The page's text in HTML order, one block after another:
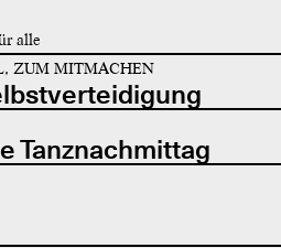
alle
ZUM MITMACHEN
Tanznachmittag